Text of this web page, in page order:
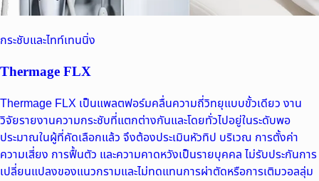
กระชับและไทท์เทนนิ่ง
Thermage FLX
Thermage FLX เป็นแพลตฟอร์มคลื่นความถี่วิทยุแบบขั้วเดียว งาน
วิจัยรายงานความกระชับที่แตกต่างกันและโดยทั่วไปอยู่ในระดับพอ
ประมาณในผู้ที่คัดเลือกแล้ว จึงต้องประเมินหัวทิป บริเวณ การตั้งค่า
ความเสี่ยง การฟื้นตัว และความคาดหวังเป็นรายบุคคล ไม่รับประกันการ
เปลี่ยนแปลงของแนวกรามและไม่ทดแทนการผ่าตัดหรือการเติมวอลลุ่ม